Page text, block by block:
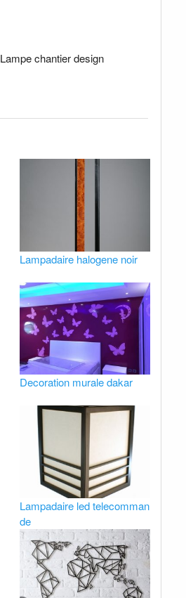
Lampe chantier design
Lampadaire halogene noir
Decoration murale dakar
Lampadaire led telecomman
de